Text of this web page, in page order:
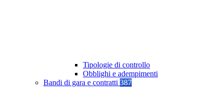
Tipologie di controllo
Obblighi e adempimenti
Bandi di gara e contratti 387